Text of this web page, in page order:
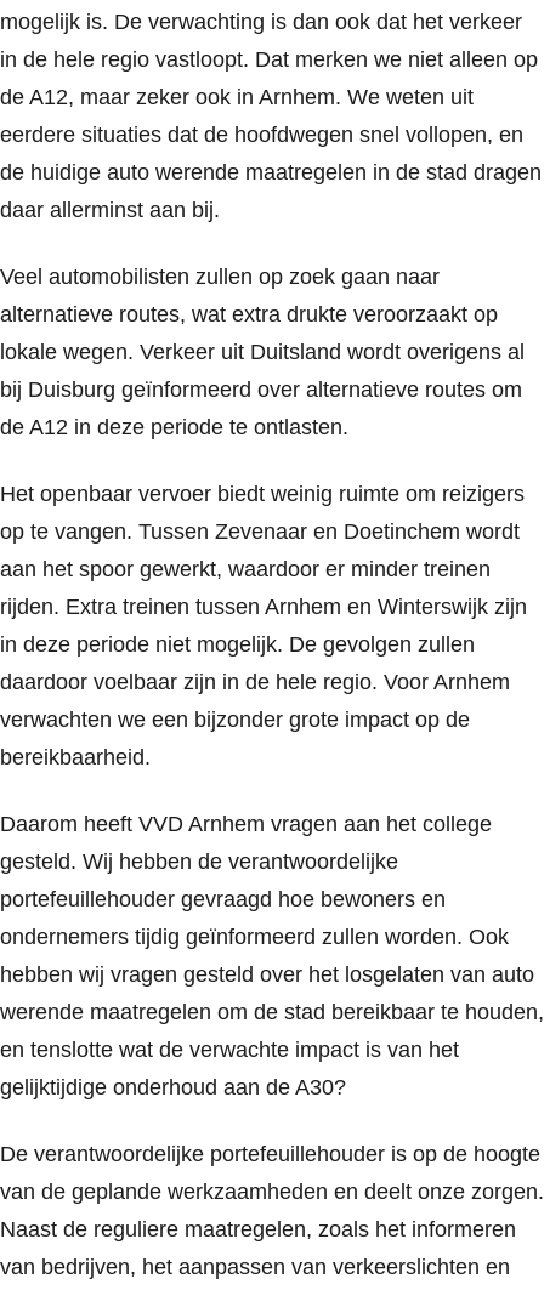
mogelijk is. De verwachting is dan ook dat het verkeer
in de hele regio vastloopt. Dat merken we niet alleen op
de A12, maar zeker ook in Arnhem. We weten uit
eerdere situaties dat de hoofdwegen snel vollopen, en
de huidige auto werende maatregelen in de stad dragen
daar allerminst aan bij.
Veel automobilisten zullen op zoek gaan naar
alternatieve routes, wat extra drukte veroorzaakt op
lokale wegen. Verkeer uit Duitsland wordt overigens al
bij Duisburg geïnformeerd over alternatieve routes om
de A12 in deze periode te ontlasten.
Het openbaar vervoer biedt weinig ruimte om reizigers
op te vangen. Tussen Zevenaar en Doetinchem wordt
aan het spoor gewerkt, waardoor er minder treinen
rijden. Extra treinen tussen Arnhem en Winterswijk zijn
in deze periode niet mogelijk. De gevolgen zullen
daardoor voelbaar zijn in de hele regio. Voor Arnhem
verwachten we een bijzonder grote impact op de
bereikbaarheid.
Daarom heeft VVD Arnhem vragen aan het college
gesteld. Wij hebben de verantwoordelijke
portefeuillehouder gevraagd hoe bewoners en
ondernemers tijdig geïnformeerd zullen worden. Ook
hebben wij vragen gesteld over het losgelaten van auto
werende maatregelen om de stad bereikbaar te houden,
en tenslotte wat de verwachte impact is van het
gelijktijdige onderhoud aan de A30?
De verantwoordelijke portefeuillehouder is op de hoogte
van de geplande werkzaamheden en deelt onze zorgen.
Naast de reguliere maatregelen, zoals het informeren
van bedrijven, het aanpassen van verkeerslichten en